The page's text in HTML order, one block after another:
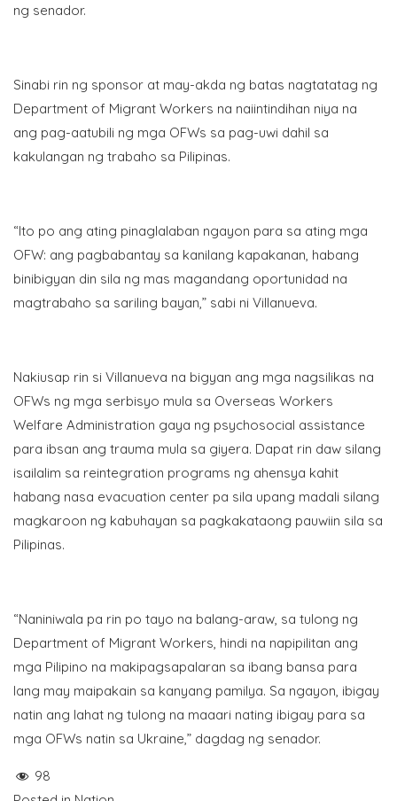
ng senador.
Sinabi rin ng sponsor at may-akda ng batas nagtatatag ng
Department of Migrant Workers na naiintindihan niya na
ang pag-aatubili ng mga OFWs sa pag-uwi dahil sa
kakulangan ng trabaho sa Pilipinas.
“Ito po ang ating pinaglalaban ngayon para sa ating mga
OFW: ang pagbabantay sa kanilang kapakanan, habang
binibigyan din sila ng mas magandang oportunidad na
magtrabaho sa sariling bayan,” sabi ni Villanueva.
Nakiusap rin si Villanueva na bigyan ang mga nagsilikas na
OFWs ng mga serbisyo mula sa Overseas Workers
Welfare Administration gaya ng psychosocial assistance
para ibsan ang trauma mula sa giyera. Dapat rin daw silang
isailalim sa reintegration programs ng ahensya kahit
habang nasa evacuation center pa sila upang madali silang
magkaroon ng kabuhayan sa pagkakataong pauwiin sila sa
Pilipinas.
“Naniniwala pa rin po tayo na balang-araw, sa tulong ng
Department of Migrant Workers, hindi na napipilitan ang
mga Pilipino na makipagsapalaran sa ibang bansa para
lang may maipakain sa kanyang pamilya. Sa ngayon, ibigay
natin ang lahat ng tulong na maaari nating ibigay para sa
mga OFWs natin sa Ukraine,” dagdag ng senador.
98